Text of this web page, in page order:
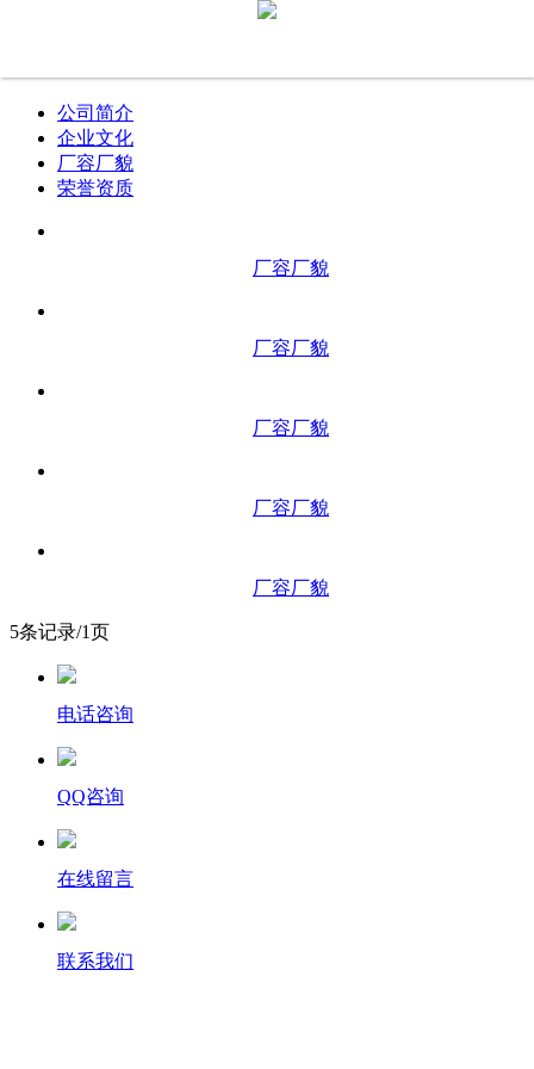
公司简介
企业文化
厂容厂貌
荣誉资质
厂容厂貌
厂容厂貌
厂容厂貌
厂容厂貌
厂容厂貌
5条记录/1页
电话咨询
QQ咨询
在线留言
联系我们